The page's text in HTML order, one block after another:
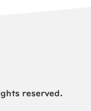
reserved.